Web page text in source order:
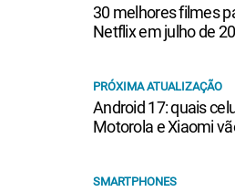
30 melhores filmes
Netflix em julho de
PRÓXIMA ATUALIZAÇÃO
Android 17: quais
Motorola e Xiaomi
SMARTPHONES